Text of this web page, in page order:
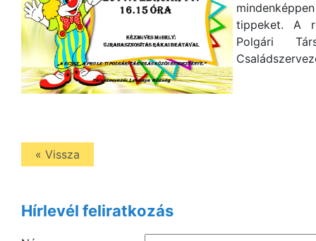
tippeket. A
Polgári
« Vissza
Hírlevél feliratkozás